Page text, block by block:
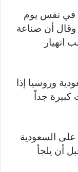
في نفس يوم
إفلاس شركة Whiting Petroleum وقال أن صناعة
انهيار
وروسيا إذا
كبيرة جداً
على السعودية
أن يلجأ